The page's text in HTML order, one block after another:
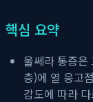
핵심 요약
울쎄라 통증은
층)에 열 응고
감도에 따라